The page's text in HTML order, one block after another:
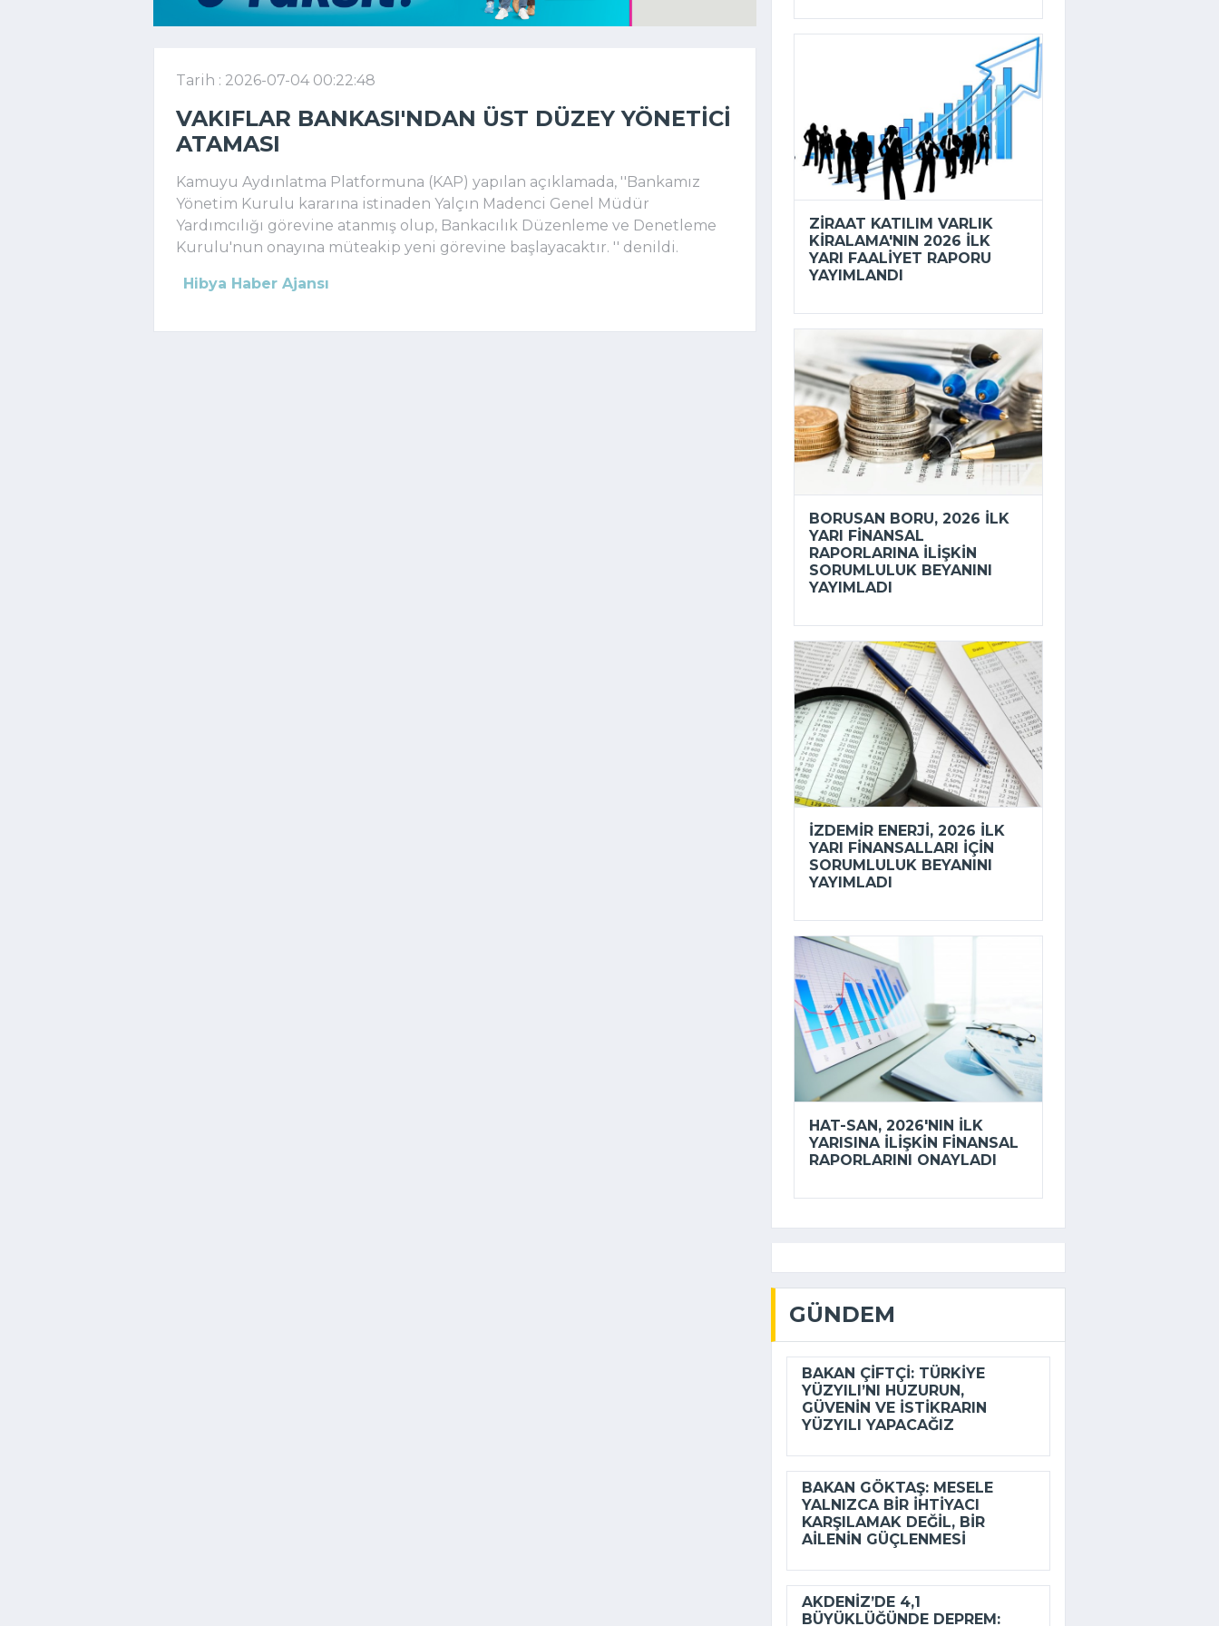
Tarih : 2026-07-04 00:22:48
VAKIFLAR BANKASI'NDAN ÜST DÜZEY YÖNETICI
ATAMASI
Kamuyu Aydınlatma Platformuna (KAP) yapılan açıklamada, ''Bankamız
Yönetim Kurulu kararına istinaden Yalçın Madenci Genel Müdür
Yardımcılığı görevine atanmış olup, Bankacılık Düzenleme ve Denetleme
Kurulu'nun onayına müteakip yeni görevine başlayacaktır. '' denildi.
Hibya Haber Ajansı
ZIRAAT KATILIM VARLIK
KIRALAMA'NIN 2026 ILK
YARI FAALIYET RAPORU
YAYIMLANDI
BORUSAN BORU, 2026 ILK
YARI FINANSAL
RAPORLARINA ILIŞKIN
SORUMLULUK BEYANINI
YAYIMLADI
İZDEMİR ENERJI, 2026 ILK
YARI FINANSALLARI IÇIN
SORUMLULUK BEYANINI
YAYIMLADI
HAT-SAN, 2026'NIN ILK
YARISINA ILIŞKIN FINANSAL
RAPORLARINI ONAYLADI
GÜNDEM
BAKAN ÇIFTÇI: TÜRKIYE
YÜZYILI’NI HUZURUN,
GÜVENIN VE ISTIKRARIN
YÜZYILI YAPACAĞIZ
BAKAN GÖKTAŞ: MESELE
YALNIZCA BIR IHTIYACI
KARŞILAMAK DEĞIL, BIR
AILENIN GÜÇLENMESI
AKDENIZ’DE 4,1
BÜYÜKLÜĞÜNDE DEPREM: